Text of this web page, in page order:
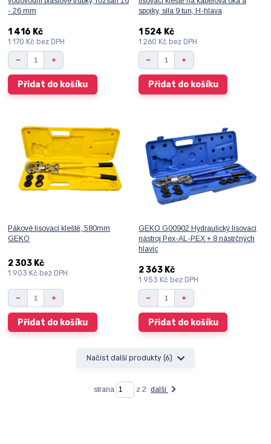
- 26 mm
1 416 Kč
1 170 Kč bez DPH
Přidat do košíku
spojky, síla 9 tun, H-hlava
1 524 Kč
1 260 Kč bez DPH
Přidat do košíku
Pákové lisovací kleště, 580mm
GEKO
2 303 Kč
1 903 Kč bez DPH
Přidat do košíku
GEKO G00902 Hydraulický lisovací
nástroj Pex-AL-PEX + 8 nástrčných
hlavic
2 363 Kč
1 953 Kč bez DPH
Přidat do košíku
Načíst další produkty (6)
strana z 2 další